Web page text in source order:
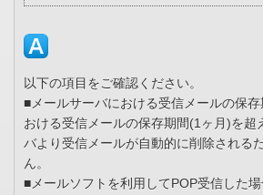
以下の項目をご確認ください。
■メールサーバにおける受信メールの保
おける受信メールの保存期間(1ヶ月)を超
バより受信メールが自動的に削除される
ん。
■メールソフトを利用してPOP受信した